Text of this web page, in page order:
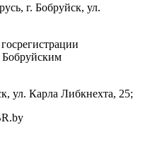
г. Бобруйск, ул.
ул. Карла Либкнехта, 25;